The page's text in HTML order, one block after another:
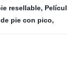
resellable,
pie con pico,